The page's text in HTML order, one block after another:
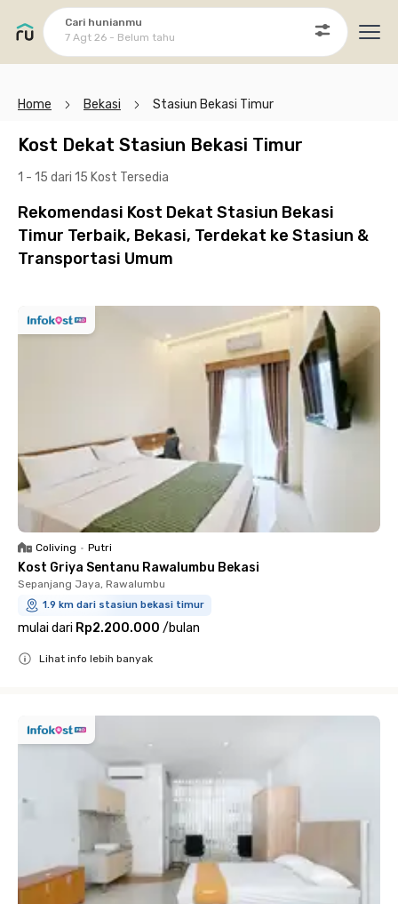
Cari hunianmu
7 Agt 26 - Belum tahu
Home Bekasi Stasiun Bekasi Timur
Kost Dekat Stasiun Bekasi Timur
1 - 15 dari 15 Kost Tersedia
Rekomendasi Kost Dekat Stasiun Bekasi
Timur Terbaik, Bekasi, Terdekat ke Stasiun &
Transportasi Umum
Coliving • Putri
Kost Griya Sentanu Rawalumbu Bekasi
Sepanjang Jaya, Rawalumbu
1.9 km dari stasiun bekasi timur
mulai dari Rp2.200.000 /bulan
Lihat info lebih banyak